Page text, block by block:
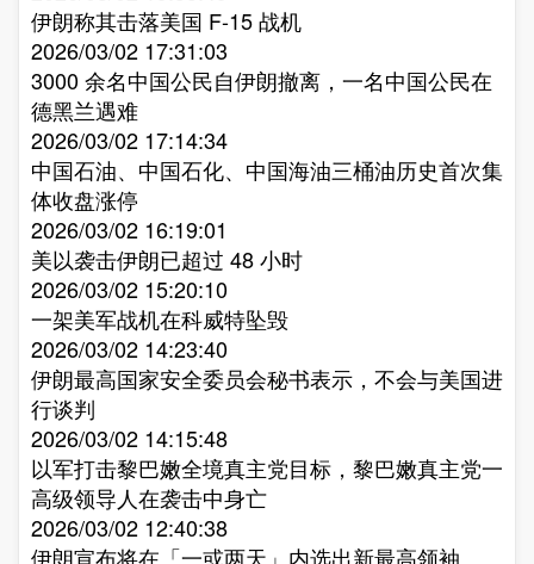
伊朗称其击落美国 F-15 战机​
2026/03/02 17:31:03
3000 余名中国公民自伊朗撤离，一名中国公民在
德黑兰遇难​
2026/03/02 17:14:34
中国石油、中国石化、中国海油三桶油历史首次集
体收盘涨停​
2026/03/02 16:19:01
美以袭击伊朗已超过 48 小时​
2026/03/02 15:20:10
一架美军战机在科威特坠毁​
2026/03/02 14:23:40
伊朗最高国家安全委员会秘书表示，不会与美国进
行谈判​
2026/03/02 14:15:48
以军打击黎巴嫩全境真主党目标，黎巴嫩真主党一
高级领导人在袭击中身亡​
2026/03/02 12:40:38
伊朗宣布将在「一或两天」内选出新最高领袖​